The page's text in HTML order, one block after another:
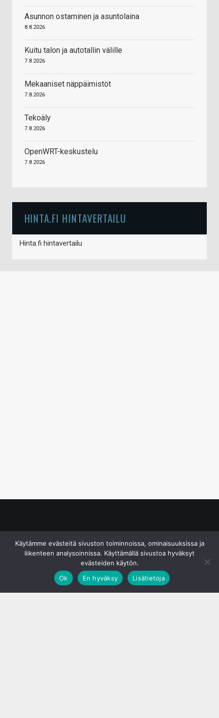
Asunnon ostaminen ja asuntolaina
8.8.2026
Kuitu talon ja autotallin välille
7.8.2026
Mekaaniset näppäimistöt
7.8.2026
Tekoäly
7.8.2026
OpenWRT-keskustelu
7.8.2026
HINTA.FI HINTAVERTAILU
Hinta.fi hintavertailu
Käytämme evästeitä sivuston toiminnoissa, ominaisuuksissa ja
liikenteen analysoinnissa. Käyttämällä sivustoa hyväksyt
evästeiden käytön.
Ok
En hyväksy Lisätietoja